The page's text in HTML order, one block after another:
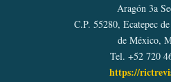
Aragón 3a
C.P. 55280, Ecatepec
de México,
Tel. +52 720
https://